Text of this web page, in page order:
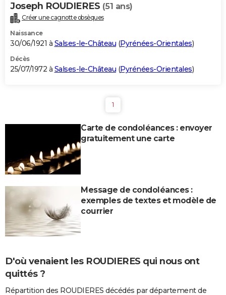
Joseph ROUDIERES (51 ans)
Créer une cagnotte obsèques
Naissance
30/06/1921 à Salses-le-Château (Pyrénées-Orientales)
Décès
25/07/1972 à Salses-le-Château (Pyrénées-Orientales)
1
Carte de condoléances : envoyer
gratuitement une carte
Message de condoléances :
exemples de textes et modèle de
courrier
D'où venaient les ROUDIERES qui nous ont
quittés ?
Répartition des ROUDIERES décédés par département de